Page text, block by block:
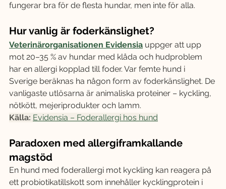
fungerar bra för de flesta hundar, men inte för alla.
Hur vanlig är foderkänslighet?
Veterinärorganisationen Evidensia uppger att upp
mot 20–35 % av hundar med klåda och hudproblem
har en allergi kopplad till foder. Var femte hund i
Sverige beräknas ha någon form av foderkänslighet. De
vanligaste utlösarna är animaliska proteiner – kyckling,
nötkött, mejeriprodukter och lamm.
Källa: Evidensia – Foderallergi hos hund
Paradoxen med allergiframkallande
magstöd
En hund med foderallergi mot kyckling kan reagera på
ett probiotikatillskott som innehåller kycklingprotein i